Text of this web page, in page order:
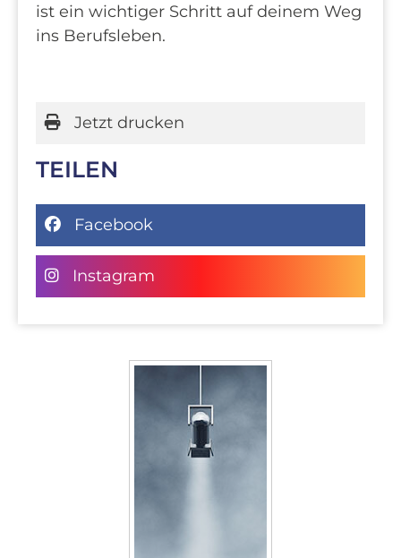
ist ein wichtiger Schritt auf deinem Weg
ins Berufsleben.
Jetzt drucken
TEILEN
Facebook
Instagram